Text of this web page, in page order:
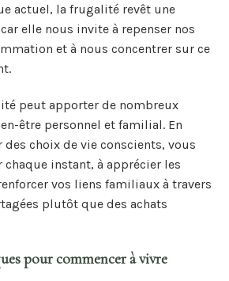
actuel, la frugalité revêt une
elle nous invite à repenser nos
et à nous concentrer sur ce
peut apporter de nombreux
être personnel et familial. En
des choix de vie conscients, vous
chaque instant, à apprécier les
vos liens familiaux à travers
plutôt que des achats
pour commencer à vivre